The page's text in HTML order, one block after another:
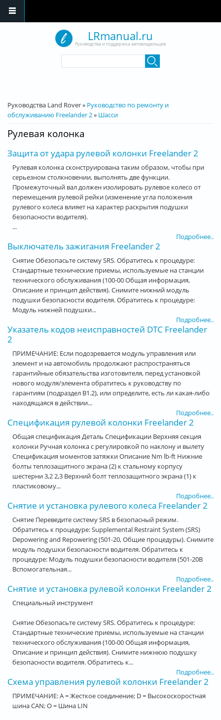
LRmanual.ru
Руководства и поддержка автовладельцев
Вы здесь
Руководства Land Rover» Руководство по ремонту и
обслуживанию Freelander 2» Шасси
Рулевая колонка
Защита от удара рулевой колонки Freelander 2
Рулевая колонка сконструирована таким образом, чтобы при
серьезном столкновении, выполнять две функции.
Промежуточный вал должен изолировать рулевое колесо от
перемещения рулевой рейки (изменение угла положения
рулевого колеса влияет на характер раскрытия подушки
безопасности водителя).
...
Подробнее..
Выключатель зажигания Freelander 2
Снятие Обезопасьте систему SRS. Обратитесь к процедуре:
Стандартные технические приемы, используемые на станции
технического обслуживания (100-00 Общая информация,
Описание и принцип действия). Снимите нижний модуль
подушки безопасности водителя. Обратитесь к процедуре:
Модуль нижней подушки...
Подробнее..
Указатель кодов неисправностей DTC Freelander
2
ПРИМЕЧАНИЕ: Если подозревается модуль управления или
элемент и на автомобиль продолжают распространяться
гарантийные обязательства изготовителя, перед установкой
нового модуля/элемента обратитесь к руководству по
гарантиям (подраздел B1.2), или определите, есть ли какая-либо
находящаяся в действии...
Подробнее..
Спецификация рулевой колонки Freelander 2
Общая спецификация Деталь Спецификации Верхняя секция
колонки Ручная колонка с регулировкой по наклону и вылету
Спецификация моментов затяжки Описание Nm lb-ft Нижние
болты теплозащитного экрана (2) к стальному корпусу
шестерни 3,2 2,3 Верхний болт теплозащитного экрана (1) к
пластиковому...
Подробнее..
Снятие и установка рулевого колеса Freelander 2
Снятие Переведите систему SRS в безопасный режим.
Обратитесь к процедуре: Supplemental Restraint System (SRS)
Depowering and Repowering (501-20, Общие процедуры). Снимите
модуль подушки безопасности водителя. Обратитесь к
процедуре: Модуль подушки безопасности водителя (501-20B
Вспомогательная...
Подробнее..
Снятие и установка рулевой колонки Freelander 2
Специальный инструмент
Снятие Обезопасьте систему SRS. Обратитесь к процедуре:
Стандартные технические приемы, используемые на станции
технического обслуживания (100-00 Общая информация,
Описание и принцип действия). Снимите нижнюю подушку
безопасности водителя. Обратитесь к...
Подробнее..
Схема управления рулевой колонки Freelander 2
ПРИМЕЧАНИЕ: A = Жесткое соединение; D = Высокоскоростная
шина CAN; O = Шина LIN